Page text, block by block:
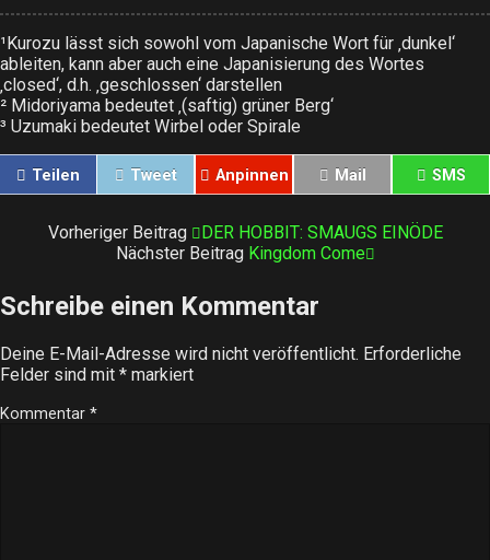
¹Kurozu lässt sich sowohl vom Japanische Wort für ‚dunkel‘
ableiten, kann aber auch eine Japanisierung des Wortes
‚closed‘, d.h. ‚geschlossen‘ darstellen
² Midoriyama bedeutet ‚(saftig) grüner Berg‘
³ Uzumaki bedeutet Wirbel oder Spirale
Teilen Tweet Anpinnen Mail SMS
Vorheriger Beitrag
DER HOBBIT: SMAUGS EINÖDE
Nächster Beitrag Kingdom Come
Schreibe einen Kommentar
Deine E-Mail-Adresse wird nicht veröffentlicht. Erforderliche
Felder sind mit * markiert
Kommentar *